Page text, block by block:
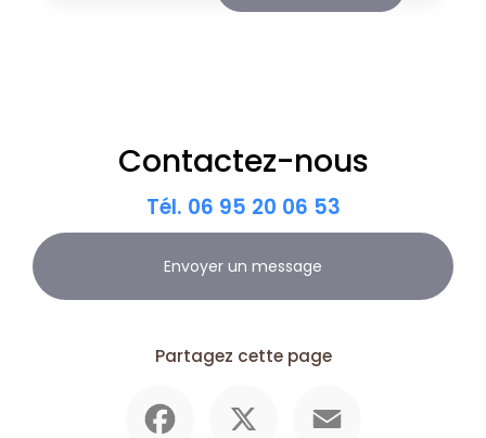
Contactez-nous
Tél. 06 95 20 06 53
Envoyer un message
Partagez cette page